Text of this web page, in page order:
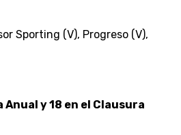
Sporting (V), Progreso (V),
y 18 en el Clausura